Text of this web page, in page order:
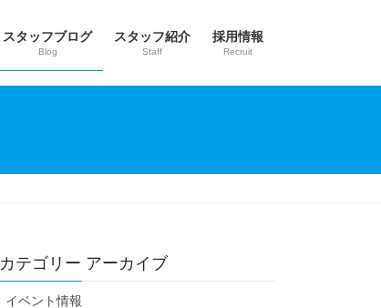
スタッフブログ
Blog
スタッフ紹介
Staff
採用情報
Recruit
カテゴリー アーカイブ
イベント情報